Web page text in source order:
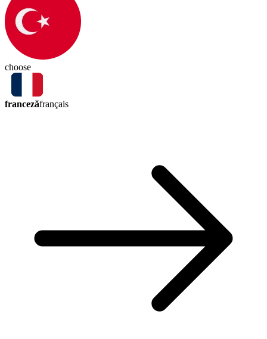
choose
francezăfrançais